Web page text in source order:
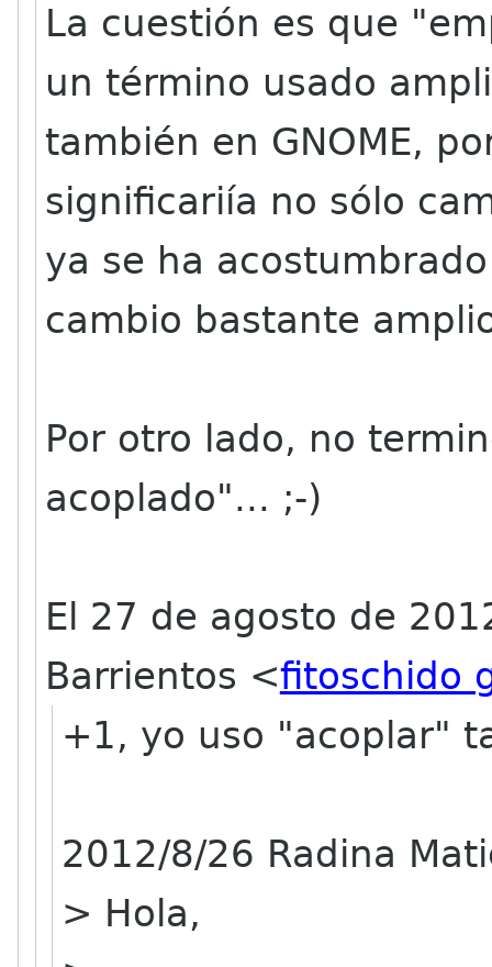
La cuestión es que
un término usado
también en GNOME,
significariía no sólo
ya se ha
cambio bastante
Por otro lado, no
acoplado"... ;-)
El 27 de agosto de
Barrientos <fitoschido
+1, yo uso "acoplar"
2012/8/26 Radina
> Hola,